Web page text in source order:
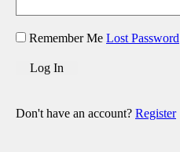
Remember Me Lost Password
Don't have an account? Register